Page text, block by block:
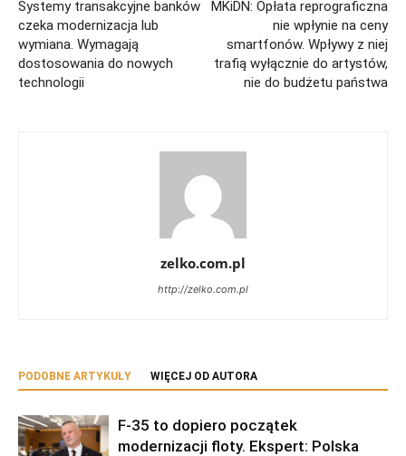
Systemy transakcyjne banków
czeka modernizacja lub
wymiana. Wymagają
dostosowania do nowych
technologii
MKiDN: Opłata reprograficzna
nie wpłynie na ceny
smartfonów. Wpływy z niej
trafią wyłącznie do artystów,
nie do budżetu państwa
zelko.com.pl
http://zelko.com.pl
PODOBNE ARTYKUŁY WIĘCEJ OD AUTORA
F-35 to dopiero początek
modernizacji floty. Ekspert: Polska